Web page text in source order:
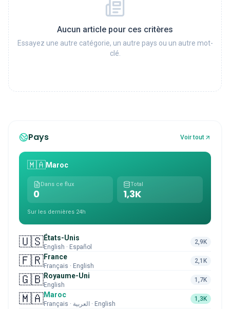
Aucun article pour ces critères
Essayez une autre catégorie, un autre pays ou un autre mot-
clé.
Pays Voir tout
🇲🇦Maroc
Dans ce flux
0
Total
1,3K
Sur les dernières 24h
🇺🇸États-Unis
English · Español
2,9K
🇫🇷France
Français · English
2,1K
🇬🇧Royaume-Uni
English
1,7K
🇲🇦Maroc
Français · العربية · English
1,3K